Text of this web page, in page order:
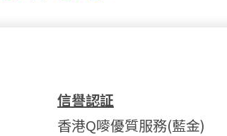
信譽認証
香港Q嘜優質服務(藍金)